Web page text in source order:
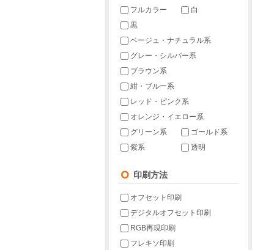
フルカラー
白
黒
ベージュ・ナチュラル系
グレー・シルバー系
ブラウン系
紺・ブルー系
レッド・ピンク系
オレンジ・イエロー系
グリーン系
ゴールド系
紫系
透明
印刷方法
オフセット印刷
デジタルオフセット印刷
RGB再現印刷
フレキソ印刷